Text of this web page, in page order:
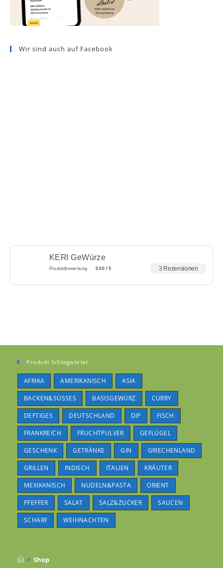
Wir sind auch auf Facebook
KERI GeWürze
Produktbewertung 5.00 / 5 3 Rezensionen
Produkt Schlagwörter
AFRIKA AMERIKANISCH ASIA
BACKEN&SÜSSES BASISGEWÜRZ CURRY
DEFTIGES DEUTSCHLAND DIP FISCH
FRANKREICH FRUCHTPULVER GEFLÜGEL
GESCHENK GETRÄNKE GIN GRIECHENLAND
GRILLEN INDISCH ITALIEN KRÄUTER
MEXIKANISCH NUDELN&PASTA ORIENT
PFEFFER SALAT SALZ&ZUCKER SAUCEN
SCHARF WEIHNACHTEN
> Shop